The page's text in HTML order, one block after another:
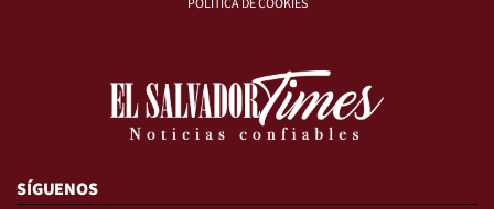
POLÍTICA DE COOKIES
SÍGUENOS